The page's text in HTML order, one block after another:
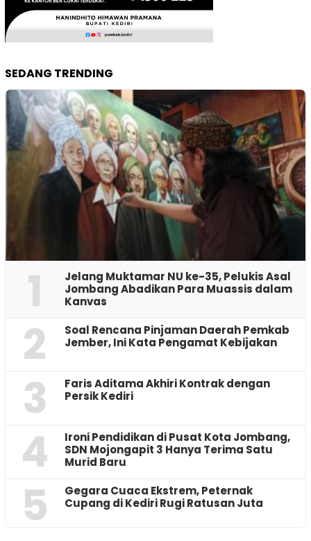
SEDANG TRENDING
1
Jelang Muktamar NU ke-35, Pelukis Asal
Jombang Abadikan Para Muassis dalam
Kanvas
2
‎Soal Rencana Pinjaman Daerah Pemkab
Jember, Ini Kata Pengamat Kebijakan ‎
3
Faris Aditama Akhiri Kontrak dengan
Persik Kediri
4
Ironi Pendidikan di Pusat Kota Jombang,
SDN Mojongapit 3 Hanya Terima Satu
Murid Baru
5
‎Gegara Cuaca Ekstrem, Peternak
Cupang di Kediri Rugi Ratusan Juta